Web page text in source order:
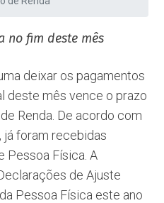
no fim deste mês
deixar os pagamentos
deste mês vence o prazo
Renda. De acordo com
já foram recebidas
Pessoa Física. A
de Ajuste
Pessoa Física este ano